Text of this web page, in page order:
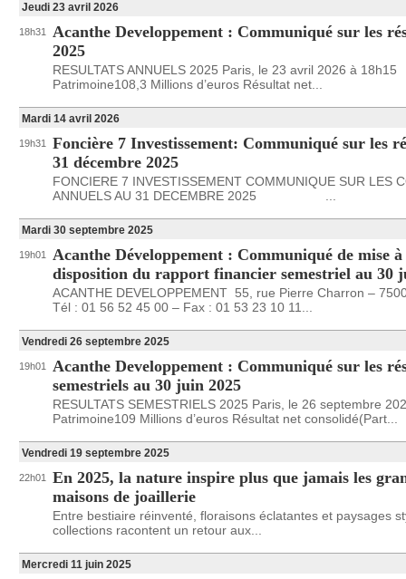
Jeudi 23 avril 2026
18h31
Acanthe Developpement : Communiqué sur les
2025
RESULTATS ANNUELS 2025 Paris, le 23 avril 2026 à 18h15
Patrimoine108,3 Millions d’euros Résultat net...
Mardi 14 avril 2026
19h31
Foncière 7 Investissement: Communiqué sur les
31 décembre 2025
FONCIERE 7 INVESTISSEMENT COMMUNIQUE SUR LES
ANNUELS AU 31 DECEMBRE 2025 ...
Mardi 30 septembre 2025
19h01
Acanthe Développement : Communiqué de mise à
disposition du rapport financier semestriel au 30
ACANTHE DEVELOPPEMENT 55, rue Pierre Charron –
Tél : 01 56 52 45 00 – Fax : 01 53 23 10 11...
Vendredi 26 septembre 2025
19h01
Acanthe Developpement : Communiqué sur les
semestriels au 30 juin 2025
RESULTATS SEMESTRIELS 2025 Paris, le 26 septembre
Patrimoine109 Millions d’euros Résultat net consolidé(Part...
Vendredi 19 septembre 2025
22h01
En 2025, la nature inspire plus que jamais les
maisons de joaillerie
Entre bestiaire réinventé, floraisons éclatantes et paysages
collections racontent un retour aux...
Mercredi 11 juin 2025